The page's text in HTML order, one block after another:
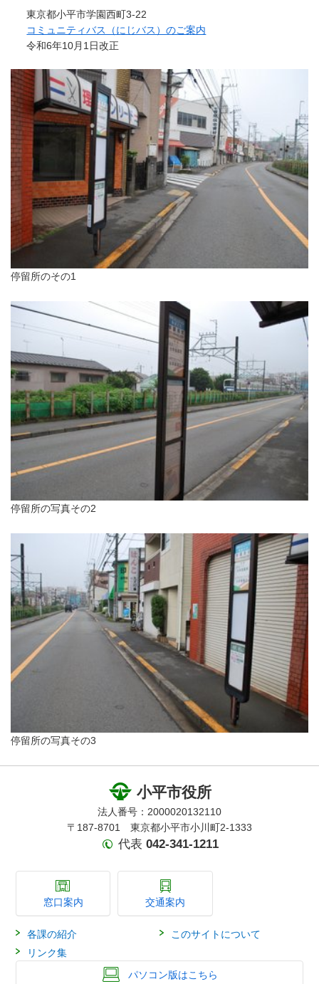
東京都小平市学園西町3-22
コミュニティバス（にじバス）のご案内
令和6年10月1日改正
停留所のその1
停留所の写真その2
停留所の写真その3
小平市役所
法人番号：2000020132110
〒187-8701 東京都小平市小川町2-1333
代表 042-341-1211
窓口案内 交通案内
各課の紹介
このサイトについて
リンク集
パソコン版はこちら